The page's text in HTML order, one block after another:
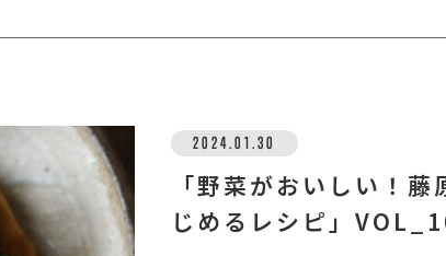
2024.01.30
「野菜がおいしい！
じめるレシピ」